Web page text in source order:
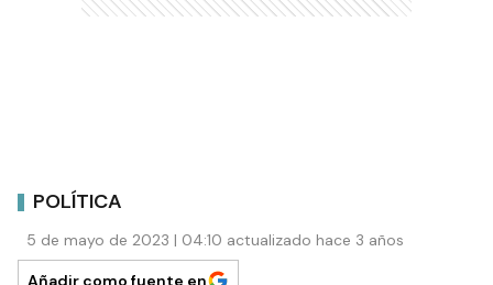
POLÍTICA
5 de mayo de 2023 | 04:10 actualizado hace 3 años
Añadir como fuente en